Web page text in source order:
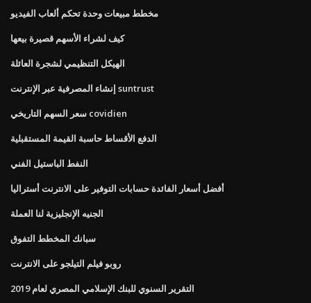
مخطط مبيعات وحدة تحكم ألعاب الفيديو
كيف لشراء الأسهم قصيرة بيعها
الهيكل التنظيمي لشجرة العائلة
إنشاء المصرفية عبر الإنترنت suntrust
سعر السهم التاريخي covidien
الدفع الأقساط حاسبة القيمة المستقبلية
النفط الباستيل الفني
أفضل أسعار الفائدة حسابات التوفير على الانترنت أستراليا
الجنيه الإنجليزية لنا العملة
سبانك المخطط التفوق
روبو فيلم التيلجو على الانترنت
التقرير السنوي للبنك الإسلامي المصري لعام 2019